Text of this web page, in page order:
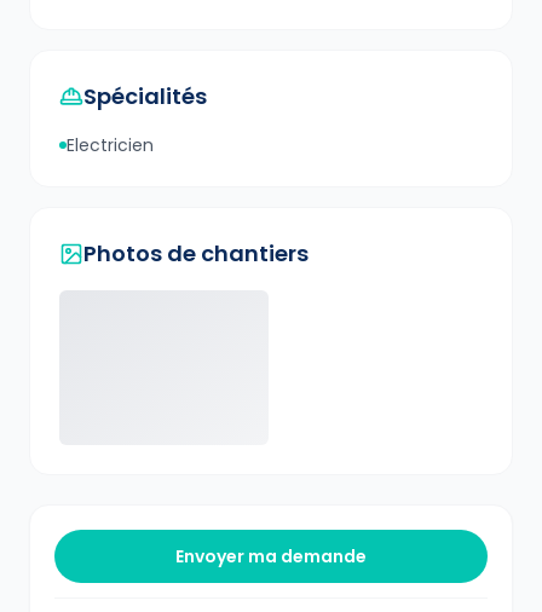
Spécialités
Electricien
Photos de chantiers
Envoyer ma demande